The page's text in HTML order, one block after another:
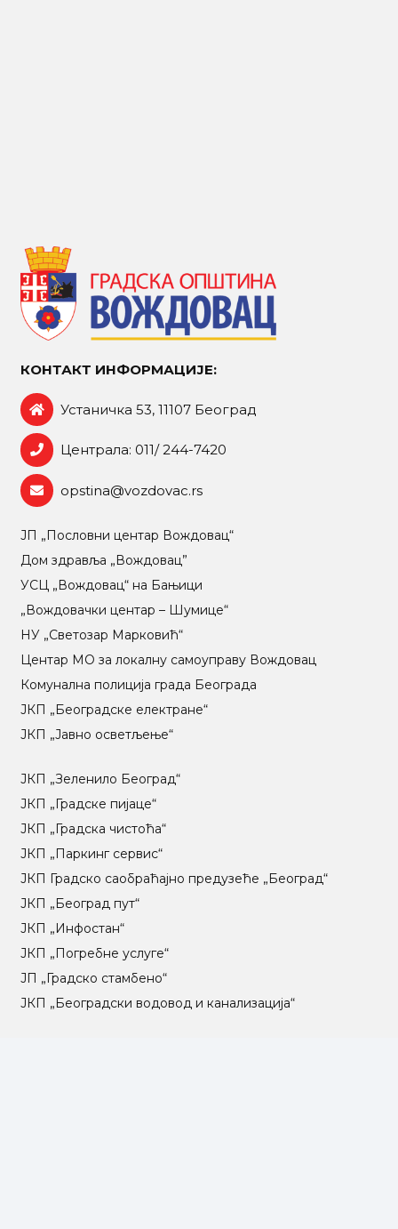
КОНТАКТ ИНФОРМАЦИЈЕ:
Устаничка 53, 11107 Београд
Централа: 011/ 244-7420
opstina@vozdovac.rs
ЈП „Пословни центар Вождовац“
Дом здравља „Вождовац”
УСЦ „Вождовац“ на Бањици
„Вождовачки центар – Шумице“
НУ „Светозар Марковић“
Центар МO за локалну самоуправу Вождовац
Комунална полиција града Београда
ЈКП „Београдске електране“
ЈКП „Јавно осветљење“
ЈКП „Зеленило Београд“
ЈКП „Градске пијаце“
ЈКП „Градска чистоћа“
ЈКП „Паркинг сервис“
ЈКП Градско саобраћајно предузеће „Београд“
ЈКП „Београд пут“
ЈКП „Инфостан“
ЈКП „Погребне услуге“
ЈП „Градско стамбено“
ЈКП „Београдски водовод и канализација“